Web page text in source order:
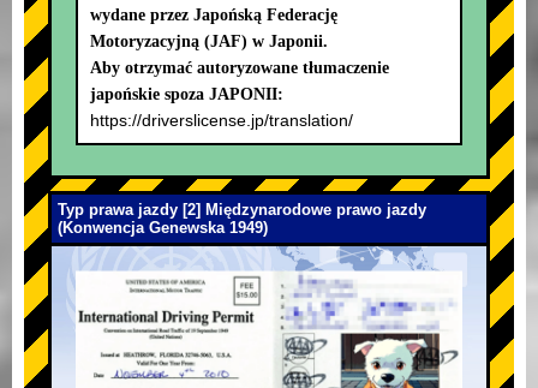
wydane przez Japońską Federację
Motoryzacyjną (JAF) w Japonii.
Aby otrzymać autoryzowane tłumaczenie
japońskie spoza JAPONII:
https://driverslicense.jp/translation/
Typ prawa jazdy [2] Międzynarodowe prawo jazdy
(Konwencja Genewska 1949)